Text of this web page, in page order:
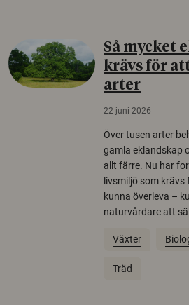
Så mycket
krävs för
arter
22 juni 2026
Över tusen arter
gamla eklandskap
allt färre. Nu har
livsmiljö som
kunna överleva –
naturvårdare att
Växter
Träd